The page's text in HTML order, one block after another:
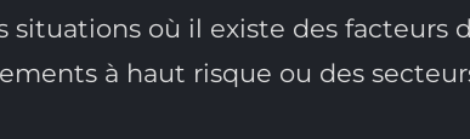
situations où il existe des facteurs
à haut risque ou des